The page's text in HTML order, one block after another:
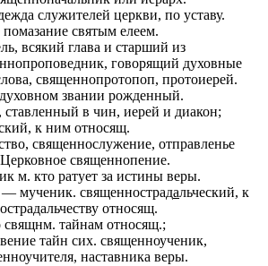
служителей церкви, по уставу.
помазание святым елеем.
, всякий глава и старший из
, говорящий духовные
священнопротопоп, протоиерей.
звании рожденный.
, ставленный в чин, иерей и диакон;
, к ним относящ.
священнослужение, отправленье
Церковное священнопение.
м. кто ратует за истины веры.
— мученик. священнострадальческий, к
относящ.
свящнм. тайнам относящ.;
тайн сих. священноученик,
, наставника веры.